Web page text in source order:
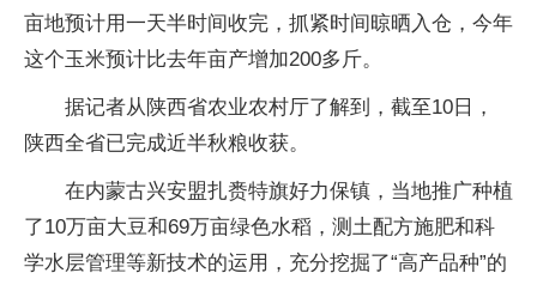
亩地预计用一天半时间收完，抓紧时间晾晒入仓，今年
这个玉米预计比去年亩产增加200多斤。
据记者从陕西省农业农村厅了解到，截至10日，
陕西全省已完成近半秋粮收获。
在内蒙古兴安盟扎赉特旗好力保镇，当地推广种植
了10万亩大豆和69万亩绿色水稻，测土配方施肥和科
学水层管理等新技术的运用，充分挖掘了“高产品种”的